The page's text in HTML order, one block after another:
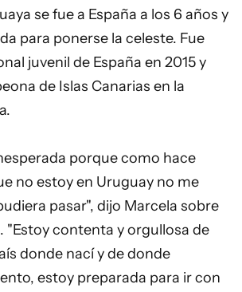
se fue a España a los 6 años y
para ponerse la celeste. Fue
juvenil de España en 2015 y
de Islas Canarias en la
porque como hace
no estoy en Uruguay no me
pasar", dijo Marcela sobre
"Estoy contenta y orgullosa de
donde nací y de donde
estoy preparada para ir con